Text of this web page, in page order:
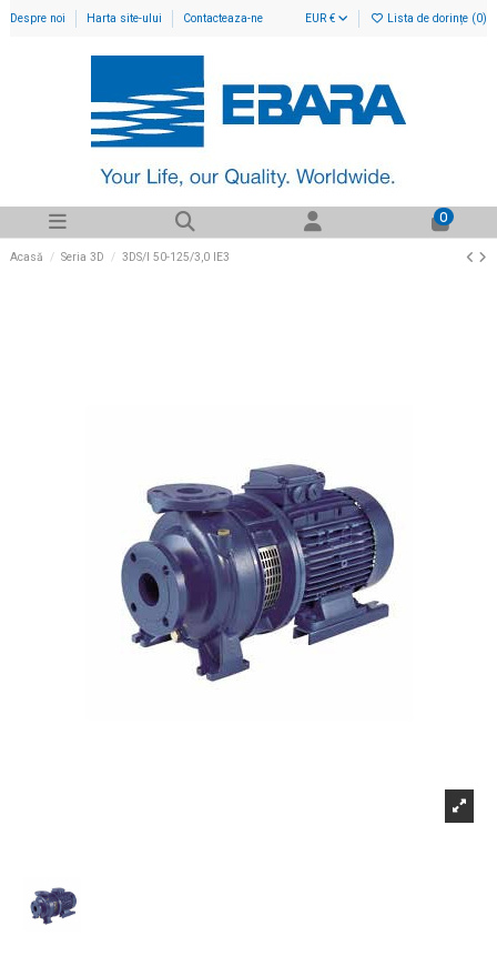
Despre noi Harta site-ului Contacteaza-ne EUR € Lista de dorințe (0)
0
Acasă Seria 3D 3DS/I 50-125/3,0 IE3